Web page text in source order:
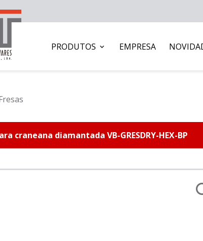
PRODUTOS EMPRESA
craneana diamantada VB-GRESDRY-HEX-BP